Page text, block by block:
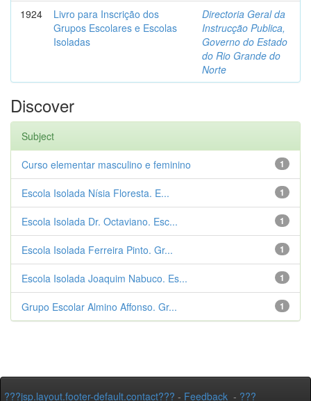
1924
Livro para Inscrição dos
Grupos Escolares e Escolas
Isoladas
Directoria Geral da
Instrucção Publica,
Governo do Estado
do Rio Grande do
Norte
Discover
Subject
1
Curso elementar masculino e feminino
1
Escola Isolada Nísia Floresta. E...
1
Escola Isolada Dr. Octaviano. Esc...
1
Escola Isolada Ferreira Pinto. Gr...
1
Escola Isolada Joaquim Nabuco. Es...
1
Grupo Escolar Almino Affonso. Gr...
???jsp.layout.footer-default.contact??? - Feedback - ???